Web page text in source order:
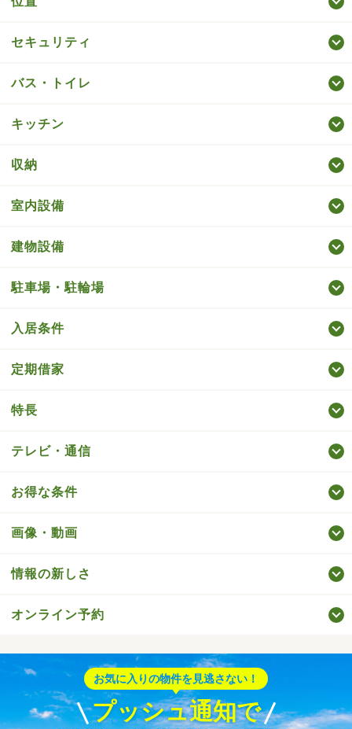
セキュリティ
バス・トイレ
キッチン
収納
室内設備
建物設備
駐車場・駐輪場
入居条件
定期借家
特長
テレビ・通信
お得な条件
画像・動画
情報の新しさ
オンライン予約
お気に入りの物件を見逃さない！
プッシュ通知で